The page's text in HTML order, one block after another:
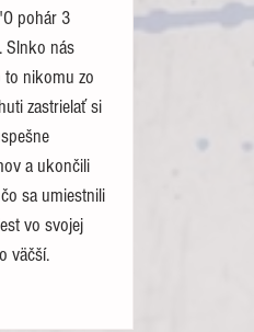
pohár 3
Slnko nás
to nikomu zo
zastrielať si
a ukončili
sa umiestnili
vo svojej
väčší.